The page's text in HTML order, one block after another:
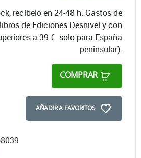
recíbelo en 24-48 h. Gastos de
de Ediciones Desnivel y con
a 39 € -solo para España
peninsular).
COMPRAR
AÑADIR A FAVORITOS